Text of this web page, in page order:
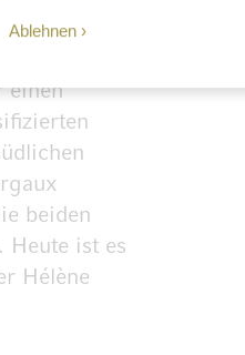
Ablehnen
einen
beiden
Heute ist es
Hélène